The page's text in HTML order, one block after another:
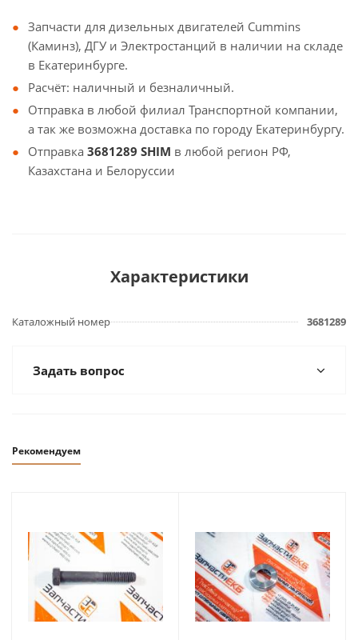
Запчасти для дизельных двигателей Cummins
(Каминз), ДГУ и Электростанций в наличии на складе
в Екатеринбурге.
Расчёт: наличный и безналичный.
Отправка в любой филиал Транспортной компании,
а так же возможна доставка по городу Екатеринбургу.
Отправка 3681289 SHIM в любой регион РФ,
Казахстана и Белоруссии
Характеристики
Каталожный номер 3681289
Задать вопрос
Рекомендуем